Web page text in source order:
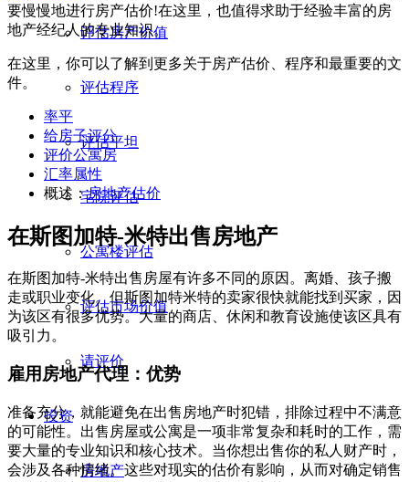
评估房产价值
评估程序
评估平坦
宅院评估
公寓楼评估
评估市场价值
请评价
投资
房地产
要慢慢地进行房产估价!在这里，也值得求助于经验丰富的房
地产经纪人的专业知识。
在这里，你可以了解到更多关于房产估价、程序和最重要的文
件。
率平
给房子评分
评价公寓房
汇率属性
概述：房地产估价
在斯图加特-米特出售房地产
在斯图加特-米特出售房屋有许多不同的原因。离婚、孩子搬
走或职业变化。但斯图加特米特的卖家很快就能找到买家，因
为该区有很多优势。大量的商店、休闲和教育设施使该区具有
吸引力。
雇用房地产代理：优势
准备充分，就能避免在出售房地产时犯错，排除过程中不满意
的可能性。出售房屋或公寓是一项非常复杂和耗时的工作，需
要大量的专业知识和核心技术。当你想出售你的私人财产时，
会涉及各种情绪。这些对现实的估价有影响，从而对确定销售